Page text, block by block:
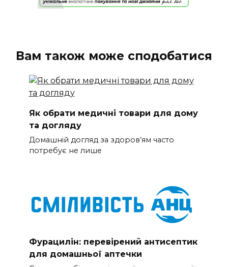
Вам також може сподобатися
Як обрати медичні товари для дому
та догляду
Домашній догляд за здоров’ям часто
потребує не лише
Фурацилін: перевірений антисептик
для домашньої аптечки